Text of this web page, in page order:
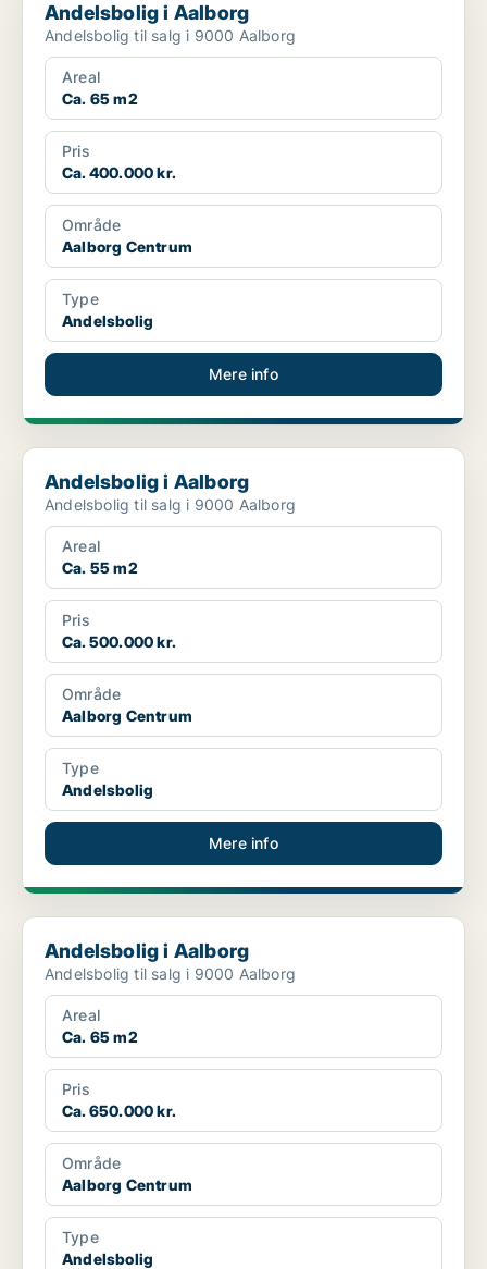
Andelsbolig i Aalborg
Andelsbolig til salg i 9000 Aalborg
Areal
Ca. 65 m2
Pris
Ca. 400.000 kr.
Område
Aalborg Centrum
Type
Andelsbolig
Mere info
Andelsbolig i Aalborg
Andelsbolig i Aalborg
Andelsbolig til salg i 9000 Aalborg
Areal
Ca. 55 m2
Pris
Ca. 500.000 kr.
Område
Aalborg Centrum
Type
Andelsbolig
Mere info
Andelsbolig i Aalborg
Andelsbolig i Aalborg
Andelsbolig til salg i 9000 Aalborg
Areal
Ca. 65 m2
Pris
Ca. 650.000 kr.
Område
Aalborg Centrum
Type
Andelsbolig